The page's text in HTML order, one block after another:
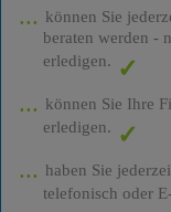
können Sie
beraten werden -
erledigen.
können Sie Ihre
erledigen.
haben Sie
telefonisch oder